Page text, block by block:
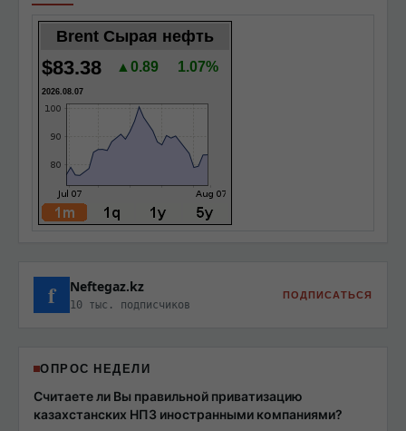
Brent Сырая нефть
$83.38 ▲0.89 1.07%
2026.08.07
f Neftegaz.kz
10 тыс. подписчиков
ПОДПИСАТЬСЯ
ОПРОС НЕДЕЛИ
Считаете ли Вы правильной приватизацию
казахстанских НПЗ иностранными компаниями?